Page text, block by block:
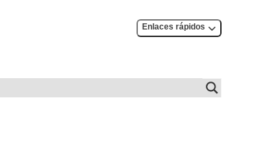
Enlaces rápidos